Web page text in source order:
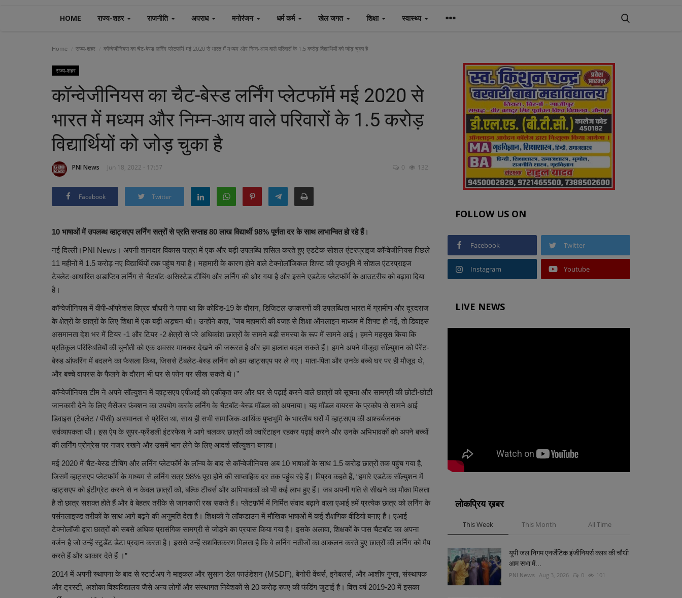
HOME राज्य-शहर राजनीति अपराध मनोरंजन धर्म कर्म खेल जगत शिक्षा स्वास्थ्य
Home राज्य-शहर कॉन्वेजीनियस का चैट-बेस्ड लर्निंग प्लेटफॉर्म मई 2020 से भारत में मध्यम और निम्न-आय वाले परिवारों के 1.5 करोड़ विद्यार्थियों को जोड़ चुका है
राज्य-शहर
कॉन्वेजीनियस का चैट-बेस्ड लर्निंग प्लेटफॉर्म मई 2020 से
भारत में मध्यम और निम्न-आय वाले परिवारों के 1.5 करोड़
विद्यार्थियों को जोड़ चुका है
PNI News Jun 18, 2022 - 17:57 0 132
Facebook Twitter
10 भाषाओं में उपलब्ध व्हाट्सएप लर्निंग सत्रों से प्रति सप्ताह 80 लाख विद्यार्थी 98% पूर्णता दर के साथ लाभान्वित हो रहे हैं।
नई दिल्ली।PNI News। अपनी शानदार विकास यात्रा में एक और बड़ी उपलब्धि हासिल करते हुए एडटेक सोशल एंटरप्राइज कॉन्वेजीनियस पिछले
11 महीनों में 1.5 करोड़ नए विद्यार्थियों तक पहुंच गया है। महामारी के कारण होने वाले टेक्नोलॉजिकल शिफ्ट की पृष्ठभूमि में सोशल एंटरप्राइज
टेबलेट-आधारित अडाप्टिव लर्निंग से चैटबॉट-असिस्टेड टीचिंग और लर्निंग की ओर गया है और इसने एडटेक प्लेटफॉर्म के आउटरीच को बढ़ावा दिया
है।
कॉन्वेजीनियस में वीपी-ऑपरेशंस विप्रव चौधरी ने पाया था कि कोविड-19 के दौरान, डिजिटल उपकरणों की उपलब्धिता भारत में ग्रामीण और दूरदराज
के क्षेत्रों के छात्रों के लिए शिक्षा में एक बड़ी अड़चन थी। उन्होंने कहा, "जब महामारी की वजह से शिक्षा ऑनलाइन माध्यम में शिफ्ट हो गई, तो डिवाइस
असमानता देश भर में टियर -1 और टियर -2 क्षेत्रों से परे अधिकांश छात्रों के सामने बड़ी समस्या के रूप में सामने आई। हमने महसूस किया कि
प्रतिकूल परिस्थितियों की चुनौती को एक अवसर मानकर देखने की जरूरत है और हम हालात बदल सकते हैं। हमने अपने मौजूदा सॉल्युशन को पैरेंट-
बेस्ड ऑफरिंग में बदलने का फैसला किया, जिससे टैबलेट-बेस्ड लर्निंग को हम व्हाट्सएप पर ले गए। माता-पिता और उनके बच्चे घर पर ही मौजूद थे,
और बच्चे वायरस के फैलने के दौरान भी घर से फोन पर सीख सकते थे।”
कॉन्वेजीनियस टीम ने अपने सॉल्युशन में व्हाट्सएप एपीआई को एकीकृत कर और घर से पढ़ाई करने वाले छात्रों को सूचना और सामग्री की छोटी-छोटी
जानकारी देने के लिए मैसेंजर फ़ंक्शन का उपयोग करके लर्निंग के चैटबॉट-बेस्ड मॉडल को अपनाया। यह मॉडल वायरस के प्रकोप से सामने आई
डिवाइस (टैबलेट / पीसी) असमानता से प्रेरित था, साथ ही सभी सामाजिक-आर्थिक पृष्ठभूमि के भारतीय घरों में व्हाट्सएप की आश्चर्यजनक
सर्वव्यापकता थी। इस ऐप के सुपर-फ्रेंडली इंटरफेस ने आगे चलकर छात्रों को क्वारेंटाइन रहकर पढ़ाई करने और उनके अभिभावकों को अपने बच्चों
की लर्निंग प्रोग्रेस पर नजर रखने और उसमें भाग लेने के लिए आदर्श सॉल्युशन बनाया।
मई 2020 में चैट-बेस्ड टीचिंग और लर्निंग प्लेटफॉर्म के लॉन्च के बाद से कॉन्वेजीनियस अब 10 भाषाओं के साथ 1.5 करोड़ छात्रों तक पहुंच गया है,
जिसमें व्हाट्सएप प्लेटफॉर्म के माध्यम से लर्निंग सत्र 98% पूरा होने की साप्ताहिक दर तक पहुंच रहे हैं। विप्रव कहते हैं, “हमारे एडटेक सॉल्युशन में
व्हाट्सएप को इंटीग्रेट करने से न केवल छात्रों को, बल्कि टीचर्स और अभिभावकों को भी कई लाभ हुए हैं। जब अपनी गति से सीखने का मौका मिलता
है तो छात्र सशक्त होते हैं और वे बेहतर तरीके से जानकारी रख सकते हैं। प्लेटफ़ॉर्म में निर्मित संवाद बढ़ाने वाला एआई हमें प्रत्येक छात्र को लर्निंग के
पर्सनलाइज्ड तरीकों के साथ आगे बढ़ने की अनुमति देता है। शिक्षकों ने लॉकडाउन में मौखिक भाषाओं में कई शैक्षणिक वीडियो बनाए हैं। एआई
टेक्नोलॉजी द्वारा छात्रों को सबसे अधिक प्रासंगिक सामग्री से जोड़ने का प्रयास किया गया है। इसके अलावा, शिक्षकों के पास चैटबॉट का अपना
वर्जन है जो उन्हें स्टूडेंट डेटा प्रदान करता है। इससे उन्हें सशक्तिकरण मिलता है कि वे लर्निंग नतीजों का आकलन करते हुए छात्रों की लर्निंग को मैप
करते हैं और आकार देते हैं ।”
2014 में अपनी स्थापना के बाद से स्टार्टअप ने माइकल और सुसान डेल फाउंडेशन (MSDF), बेनोरी वेंचर्स, इनेबलर्स, और आशीष गुप्ता, संस्थापक
और ट्रस्टी, अशोका विश्वविद्यालय जैसे अन्य लोगों और संस्थागत निवेशकों से 20 करोड़ रुपए की फंडिंग जुटाई है। वित्त वर्ष 2019-20 में इसका
FOLLOW US ON
Facebook Twitter
Instagram Youtube
LIVE NEWS
लोकप्रिय ख़बर
This Week This Month All Time
यूपी जल निगम एनर्जेटिक इंजीनियर्स क्लब की चौथी
आम सभा में...
PNI News Aug 3, 2026 0 101